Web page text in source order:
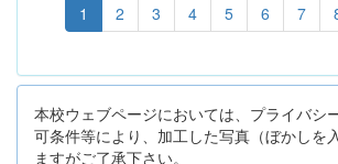
1 2 3 4 5 6 7
本校ウェブページにおいては、プライバシ
可条件等により、加工した写真（ぼかしを
ますがご了承下さい。